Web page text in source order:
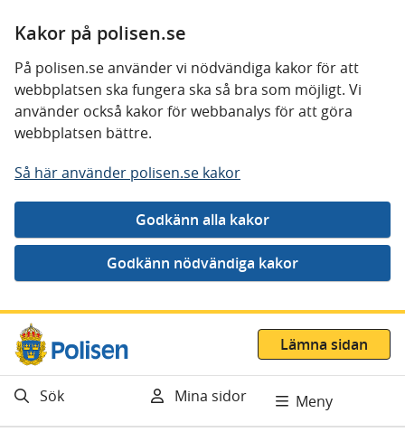
Kakor på polisen.se
På polisen.se använder vi nödvändiga kakor för att
webbplatsen ska fungera ska så bra som möjligt. Vi
använder också kakor för webbanalys för att göra
webbplatsen bättre.
Så här använder polisen.se kakor
Gå direkt till innehåll
Lämna sidan
Sök Mina sidor Meny